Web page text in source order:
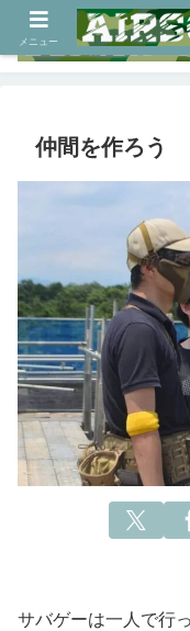
仲間を作ろう
サバゲーは一人で行
メニュー